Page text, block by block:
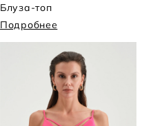
Блуза-топ
Подробнее